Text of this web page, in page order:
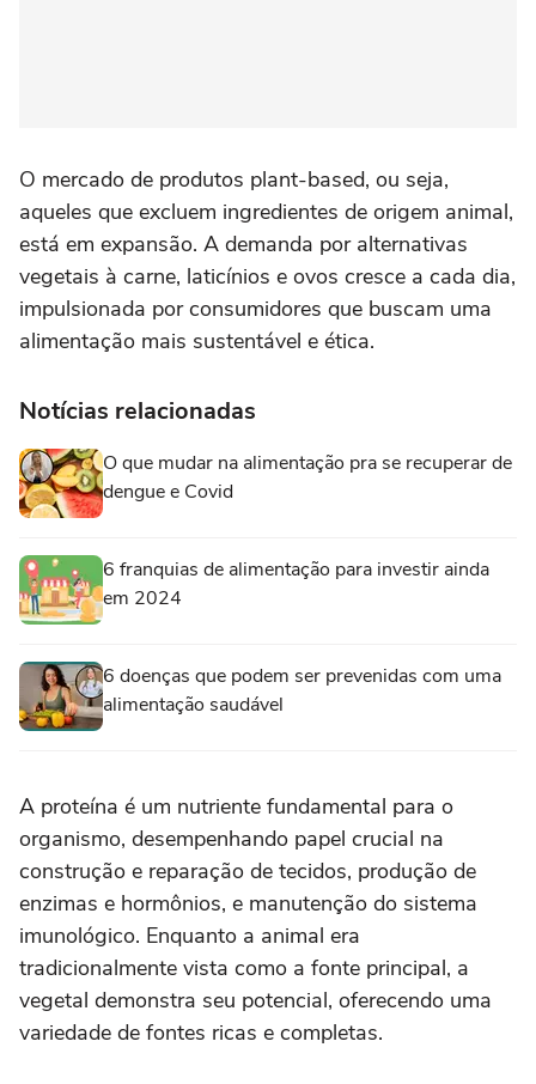
O mercado de produtos plant-based, ou seja,
aqueles que excluem ingredientes de origem animal,
está em expansão. A demanda por alternativas
vegetais à carne, laticínios e ovos cresce a cada dia,
impulsionada por consumidores que buscam uma
alimentação mais sustentável e ética.
Notícias relacionadas
O que mudar na alimentação pra se recuperar de
dengue e Covid
6 franquias de alimentação para investir ainda
em 2024
6 doenças que podem ser prevenidas com uma
alimentação saudável
A proteína é um nutriente fundamental para o
organismo, desempenhando papel crucial na
construção e reparação de tecidos, produção de
enzimas e hormônios, e manutenção do sistema
imunológico. Enquanto a animal era
tradicionalmente vista como a fonte principal, a
vegetal demonstra seu potencial, oferecendo uma
variedade de fontes ricas e completas.